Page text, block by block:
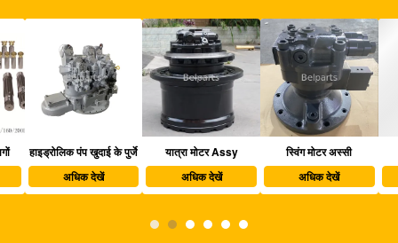
हाइड्रोलिक पंप खुदाई के पुर्जे
अधिक देखें
यात्रा मोटर Assy
अधिक देखें
स्विंग मोटर अस्सी
अधिक देखें